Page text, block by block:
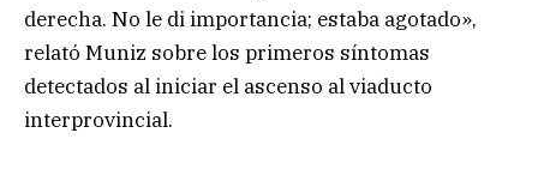
derecha. No le di importancia; estaba agotado»,
relató Muniz sobre los primeros síntomas
detectados al iniciar el ascenso al viaducto
interprovincial.